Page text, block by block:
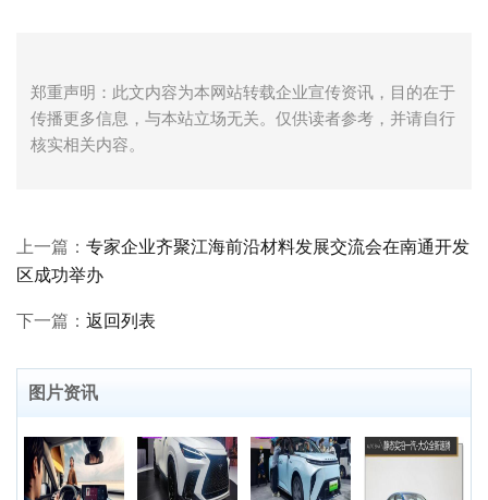
郑重声明：此文内容为本网站转载企业宣传资讯，目的在于
传播更多信息，与本站立场无关。仅供读者参考，并请自行
核实相关内容。
上一篇： 专家企业齐聚江海前沿材料发展交流会在南通开发
区成功举办
下一篇： 返回列表
图片资讯